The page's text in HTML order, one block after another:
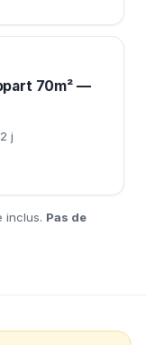
70m² —
2 j
inclus. Pas de